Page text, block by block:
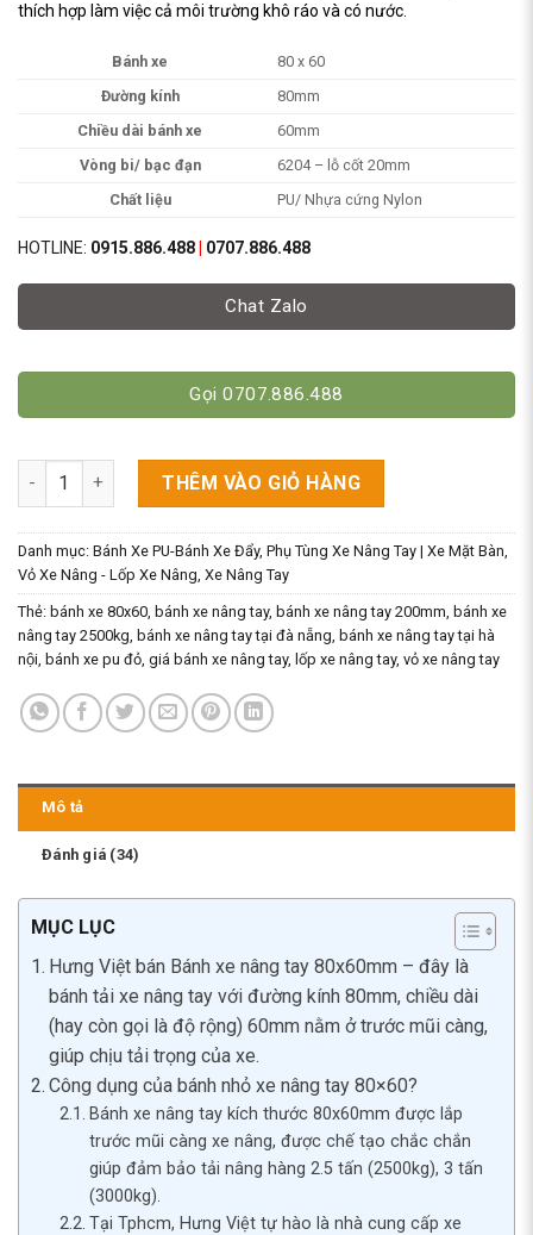
thích hợp làm việc cả môi trường khô ráo và có nước.
Bánh xe
80 x 60
Đường kính
80mm
Chiều dài bánh xe
60mm
Vòng bi/ bạc đạn
6204 – lỗ cốt 20mm
Chất liệu
PU/ Nhựa cứng Nylon
HOTLINE: 0915.886.488 0707.886.488
Chat Zalo
Gọi 0707.886.488
Bánh Xe Nâng Tay 80x60mm Chất Liệu PU/Nylon số lượng
THÊM VÀO GIỎ HÀNG
Danh mục: Bánh Xe PU-Bánh Xe Đẩy, Phụ Tùng Xe Nâng Tay | Xe Mặt Bàn
Vỏ Xe Nâng - Lốp Xe Nâng Xe Nâng Tay
Thẻ: bánh xe 80x60 bánh xe nâng tay, bánh xe nâng tay 200mm bánh xe
nâng tay 2500kg bánh xe nâng tay tại đà nẵng bánh xe nâng tay tại hà
nội bánh xe pu đỏ giá bánh xe nâng tay, lốp xe nâng tay, vỏ xe nâng tay
Mô tả
Đánh giá (34)
MỤC LỤC
Hưng Việt bán Bánh xe nâng tay 80x60mm – đây là
bánh tải xe nâng tay với đường kính 80mm, chiều dài
(hay còn gọi là độ rộng) 60mm nằm ở trước mũi càng,
giúp chịu tải trọng của xe.
Công dụng của bánh nhỏ xe nâng tay 80×60?
Bánh xe nâng tay kích thước 80x60mm được lắp
trước mũi càng xe nâng, được chế tạo chắc chắn
giúp đảm bảo tải nâng hàng 2.5 tấn (2500kg), 3 tấn
(3000kg).
Tại Tphcm, Hưng Việt tự hào là nhà cung cấp xe